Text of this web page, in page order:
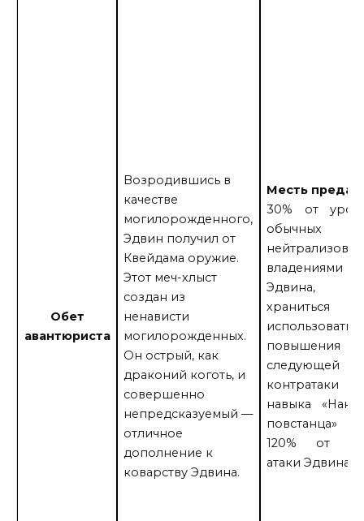
Обет
авантюриста
Возродившись в
качестве
могилорожденного,
Эдвин получил от
Квейдама оружие.
Этот меч-хлыст
создан из
ненависти
могилорожденных.
Он острый, как
драконий коготь, и
совершенно
непредсказуемый —
отличное
дополнение к
коварству Эдвина.
Месть
30% от
обычных
владениями
Эдвина,
повышения
следующей
навыка
120% от
атаки Эдвина).